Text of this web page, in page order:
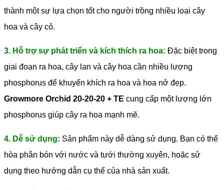
thành một sự lựa chọn tốt cho người trồng nhiều loại cây
hoa và cây cỏ.
3. Hỗ trợ sự phát triển và kích thích ra hoa: Đặc biệt trong
giai đoạn ra hoa, cây lan và cây hoa cần nhiều lượng
phosphorus để khuyến khích ra hoa và hoa nở đẹp.
Growmore Orchid 20-20-20 + TE cung cấp một lượng lớn
phosphorus giúp cây ra hoa mạnh mẽ.
4. Dễ sử dụng: Sản phẩm này dễ dàng sử dụng. Bạn có thể
hòa phân bón với nước và tưới thường xuyên, hoặc sử
dụng theo hướng dẫn cụ thể của nhà sản xuất.